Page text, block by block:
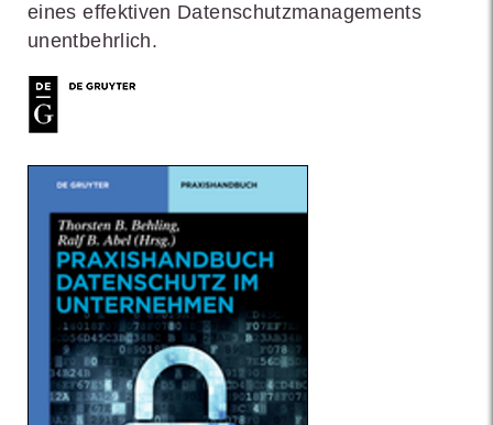
eines effektiven Datenschutzmanagements
unentbehrlich.